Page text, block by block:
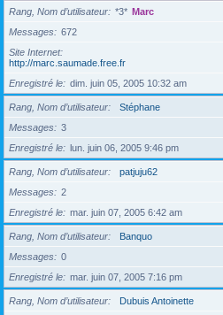
Rang, Nom d’utilisateur *3* Marc
Messages
672
Site Internet
http://marc.saumade.free.fr
Enregistré le
dim. juin 05, 2005 10:32 am
Rang, Nom d’utilisateur
Stéphane
Messages
3
Enregistré le
lun. juin 06, 2005 9:46 pm
Rang, Nom d’utilisateur
patjuju62
Messages
2
Enregistré le
mar. juin 07, 2005 6:42 am
Rang, Nom d’utilisateur
Banquo
Messages
0
Enregistré le
mar. juin 07, 2005 7:16 pm
Rang, Nom d’utilisateur
Dubuis Antoinette